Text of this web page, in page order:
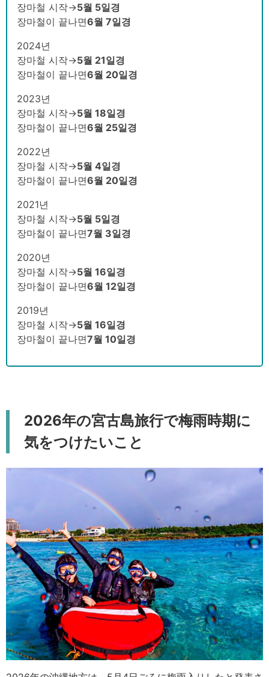
장마철 시작→5월 5일경
장마철이 끝나면6월 7일경
2024년
장마철 시작→5월 21일경
장마철이 끝나면6월 20일경
2023년
장마철 시작→5월 18일경
장마철이 끝나면6월 25일경
2022년
장마철 시작→5월 4일경
장마철이 끝나면6월 20일경
2021년
장마철 시작→5월 5일경
장마철이 끝나면7월 3일경
2020년
장마철 시작→5월 16일경
장마철이 끝나면6월 12일경
2019년
장마철 시작→5월 16일경
장마철이 끝나면7월 10일경
2026年の宮古島旅行で梅雨時期に
気をつけたいこと